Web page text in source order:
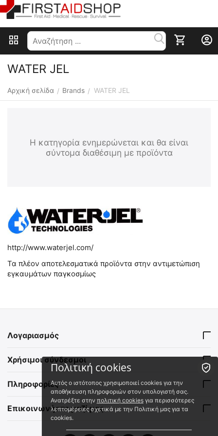
WATER JEL
Αρχική σελίδα / Brands / WATER JEL
http://www.waterjel.com/
Τα πλέον αποτελεσματικά προϊόντα στην αντιμετώπιση
εγκαυμάτων παγκοσμίως
Η κατηγορία ενημερώνεται και θα είναι
σύντομα διαθέσιμη με προϊόντα
Λογαριασμός
Χρήσιμοι σύνδεσμοι
Πληροφορίες
Επικοινωνήστε μαζί μας
Πολιτική cookies
Αυτός ο ιστότοπος χρησιμοποιεί cookies για την
αποθήκευση πληροφοριών στον υπολογιστή σας.
Ανατρέξτε στην πολιτική cookiesγια περισσότερες
λεπτομέρειες σχετικά με την Πολιτική μας για τα
cookies.